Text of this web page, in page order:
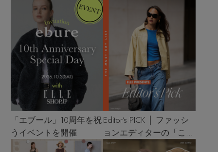
「エブール」10周年を祝
うイベントを開催
Editor’s PICK │ ファッシ
ョンエディターの「これ
買い！」リスト